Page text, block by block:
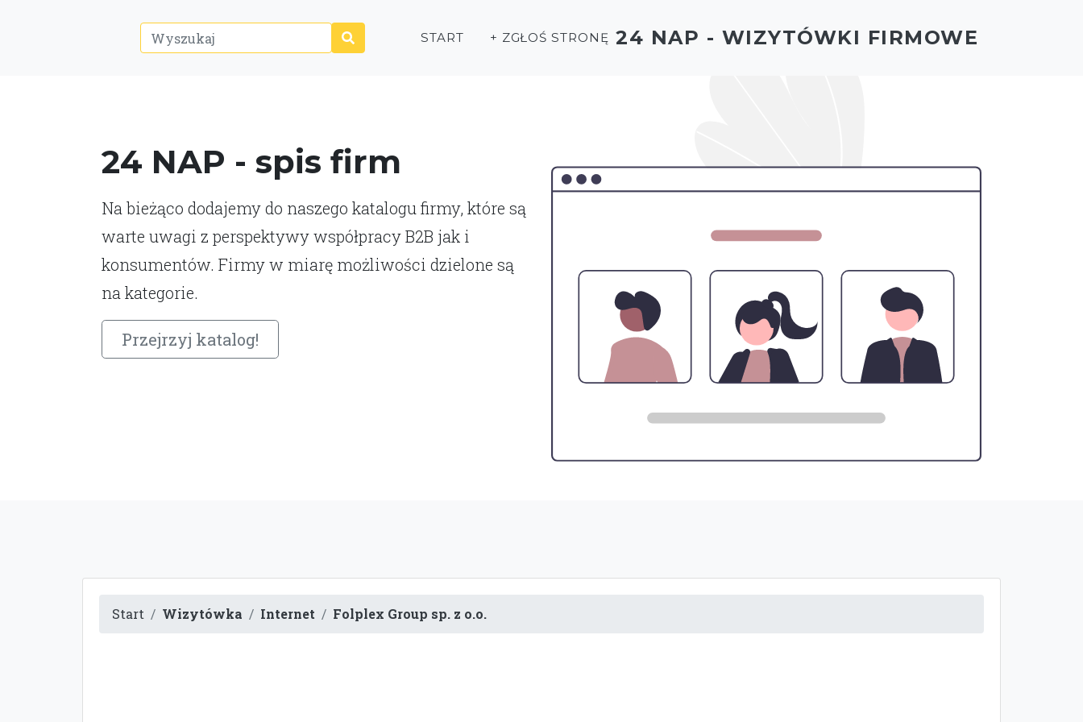
24 NAP - spis firm
Na bieżąco dodajemy do naszego katalogu firmy, które są
warte uwagi z perspektywy współpracy B2B jak i
konsumentów. Firmy w miarę możliwości dzielone są
na kategorie.
Przejrzyj katalog!
START + ZGŁOŚ STRONĘ 24 NAP - WIZYTÓWKI FIRMOWE
Start Wizytówka Internet Folplex Group sp. z o.o.